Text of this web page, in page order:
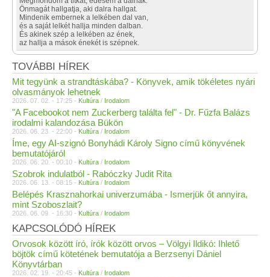
Önmagát hallgatja, aki dalra hallgat.
Mindenik embernek a lelkében dal van,
és a saját lelkét hallja minden dalban.
És akinek szép a lelkében az ének,
az hallja a mások énekét is szépnek.
TOVÁBBI HÍREK
Mit tegyünk a strandtáskába? - Könyvek, amik tökéletes nyári
olvasmányok lehetnek
2026. 07. 02. - 17:25 - Kultúra / Irodalom
"A Facebookot nem Zuckerberg találta fel" - Dr. Fűzfa Balázs
irodalmi kalandozása Bükön
2026. 06. 23. - 22:00 - Kultúra / Irodalom
Íme, egy AI-szignó Bonyhádi Károly Signo című könyvének
bemutatójáról
2026. 06. 20. - 00:10 - Kultúra / Irodalom
Szobrok indulatból - Rabóczky Judit Rita
2026. 06. 13. - 08:15 - Kultúra / Irodalom
Belépés Krasznahorkai univerzumába - Ismerjük őt annyira,
mint Szoboszlait?
2026. 06. 09. - 16:30 - Kultúra / Irodalom
KAPCSOLÓDÓ HÍREK
Orvosok között író, írók között orvos – Völgyi Ildikó: Ihlető
böjtök című kötetének bemutatója a Berzsenyi Dániel
Könyvtárban
2026. 02. 19. - 20:45 - Kultúra / Irodalom